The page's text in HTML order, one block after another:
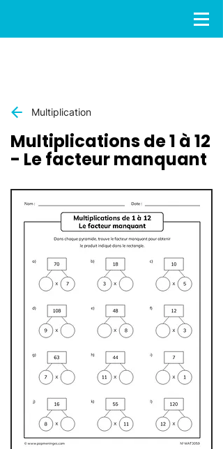
Multiplication
Multiplications de 1 à 12
- Le facteur manquant